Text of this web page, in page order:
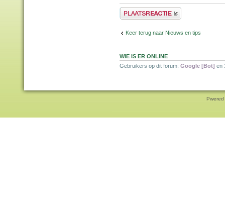
Plaats een reactie
Keer terug naar Nieuws en tips
WIE IS ER ONLINE
Gebruikers op dit forum: Google [Bot] en